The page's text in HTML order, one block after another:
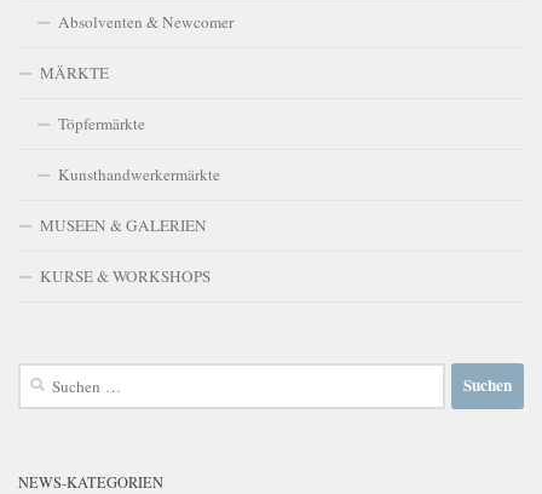
Absolventen & Newcomer
MÄRKTE
Töpfermärkte
Kunsthandwerkermärkte
MUSEEN & GALERIEN
KURSE & WORKSHOPS
Suchen
NEWS-KATEGORIEN